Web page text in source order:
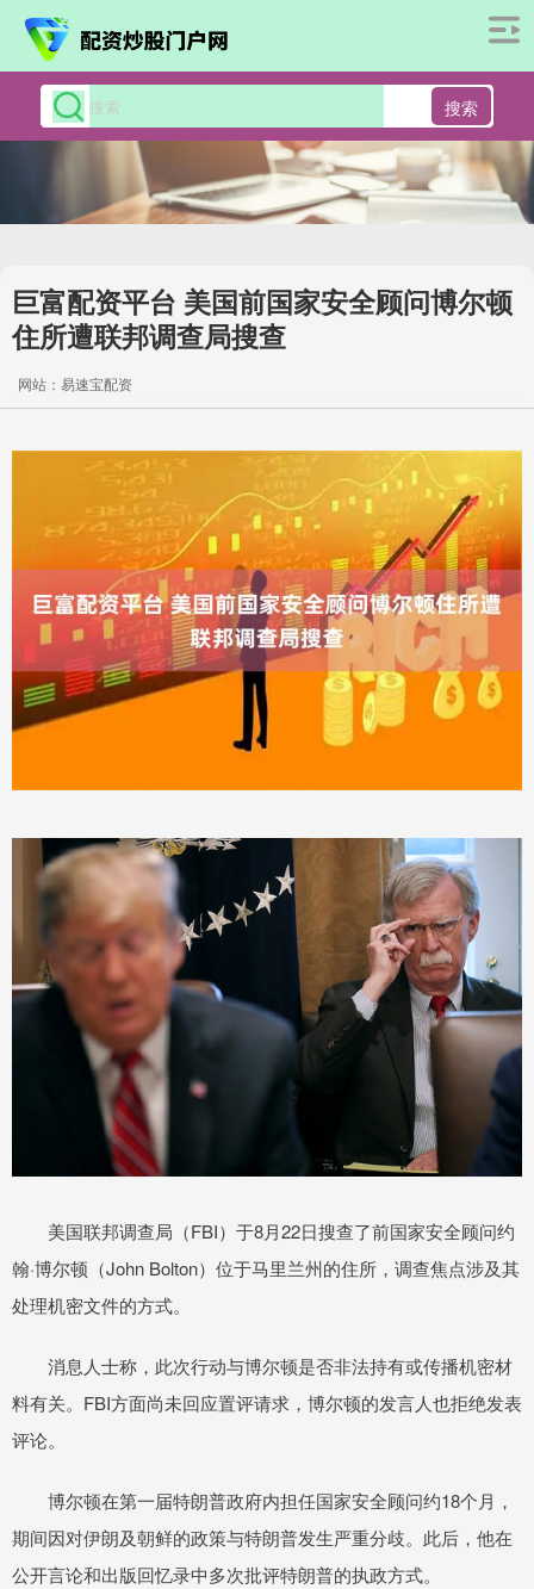
搜索
巨富配资平台 美国前国家安全顾问博尔顿
住所遭联邦调查局搜查
网站：易速宝配资
美国联邦调查局（FBI）于8月22日搜查了前国家安全顾问约
翰·博尔顿（John Bolton）位于马里兰州的住所，调查焦点涉及其
处理机密文件的方式。
消息人士称，此次行动与博尔顿是否非法持有或传播机密材
料有关。FBI方面尚未回应置评请求，博尔顿的发言人也拒绝发表
评论。
博尔顿在第一届特朗普政府内担任国家安全顾问约18个月，
期间因对伊朗及朝鲜的政策与特朗普发生严重分歧。此后，他在
公开言论和出版回忆录中多次批评特朗普的执政方式。